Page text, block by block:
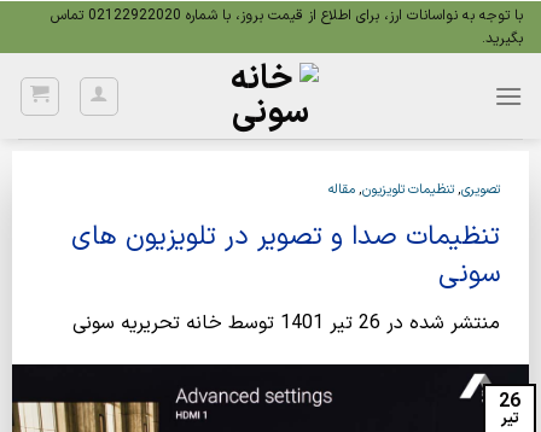
Skip
با توجه به نواسانات ارز، برای اطلاع از قیمت بروز، با شماره 02122922020 تماس
بگیرید.
تصویری,تنظیمات تلویزیون,مقاله
تنظیمات صدا و تصویر در تلویزیون های
سونی
منتشر شده در 26 تیر 1401 توسط خانه تحریریه سونی
26
تیر